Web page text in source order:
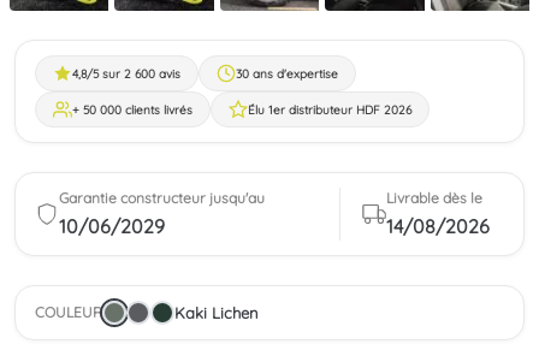
4,8/5 sur 2 600 avis 30 ans d'expertise
+ 50 000 clients livrés Élu 1er distributeur HDF 2026
Garantie constructeur jusqu'au
10/06/2029
Livrable dès le
14/08/2026
COULEUR Kaki Lichen